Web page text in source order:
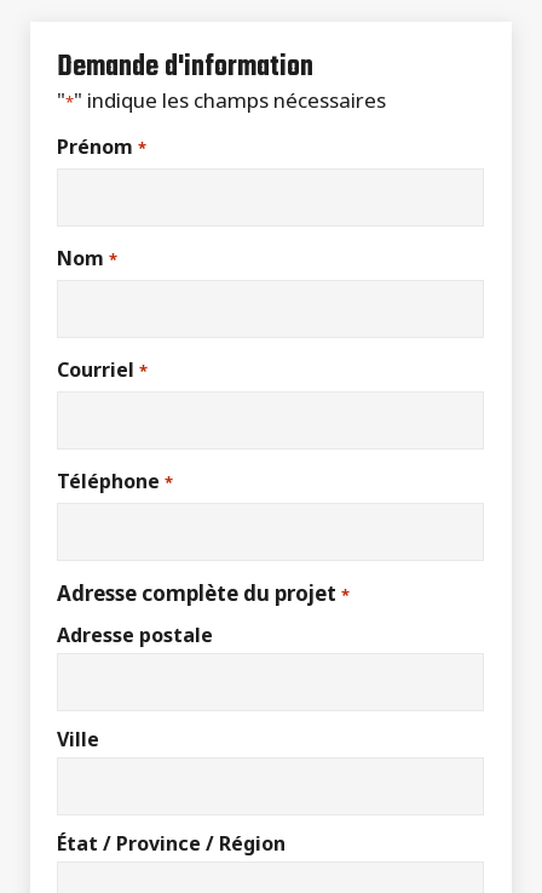
Demande d'information
"*" indique les champs nécessaires
Prénom *
Nom *
Courriel *
Téléphone *
Adresse complète du projet *
Adresse postale
Ville
État / Province / Région